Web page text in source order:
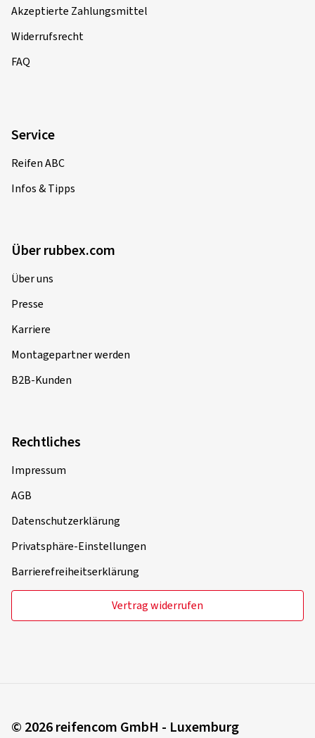
Akzeptierte Zahlungsmittel
Widerrufsrecht
FAQ
Service
Reifen ABC
Infos & Tipps
Über rubbex.com
Über uns
Presse
Karriere
Montagepartner werden
B2B-Kunden
Rechtliches
Impressum
AGB
Datenschutzerklärung
Privatsphäre-Einstellungen
Barrierefreiheitserklärung
Vertrag widerrufen
© 2026 reifencom GmbH - Luxemburg